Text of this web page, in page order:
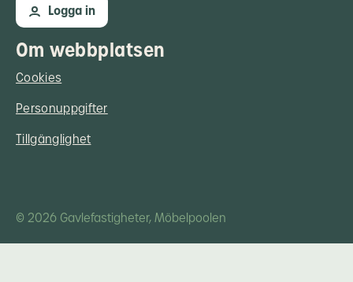
Logga in
Om webbplatsen
Cookies
Personuppgifter
Tillgänglighet
© 2026 Gavlefastigheter, Möbelpoolen